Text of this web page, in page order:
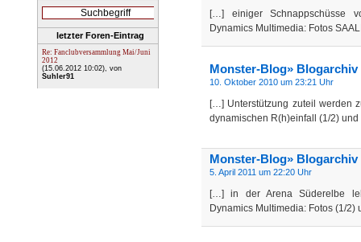
letzter Foren-Eintrag
Re: Fanclubversammlung Mai/Juni
2012
(15.06.2012 10:02), von
Suhler91
[…] einiger Schnappschüsse
Dynamics Multimedia: Fotos
Monster-Blog»
10. Oktober 2010 um 23:21 Uhr
[…] Unterstützung zuteil werden
dynamischen R(h)einfall (1/2)
Monster-Blog»
5. April 2011 um 22:20 Uhr
[…] in der Arena Süderelbe
Dynamics Multimedia: Fotos (1/